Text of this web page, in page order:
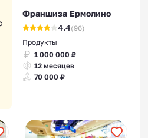
Франшиза Ермолино
4.4(96)
Продукты
1 000 000 ₽
12 месяцев
70 000 ₽